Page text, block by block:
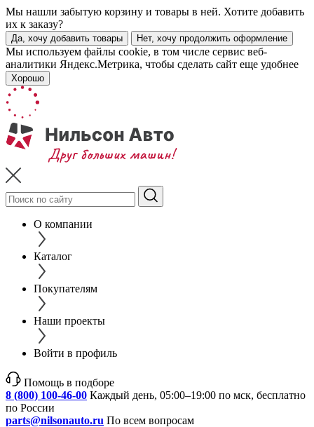
Мы нашли забытую корзину и товары в ней. Хотите добавить
их к заказу?
Да, хочу добавить товары Нет, хочу продолжить оформление
Мы используем файлы cookie, в том числе сервис веб-
аналитики Яндекс.Метрика, чтобы сделать сайт еще удобнее
Хорошо
О компании
Каталог
Покупателям
Наши проекты
Войти в профиль
Помощь в подборе
8 (800) 100-46-00 Каждый день, 05:00–19:00 по мск, бесплатно
по России
parts@nilsonauto.ru По всем вопросам